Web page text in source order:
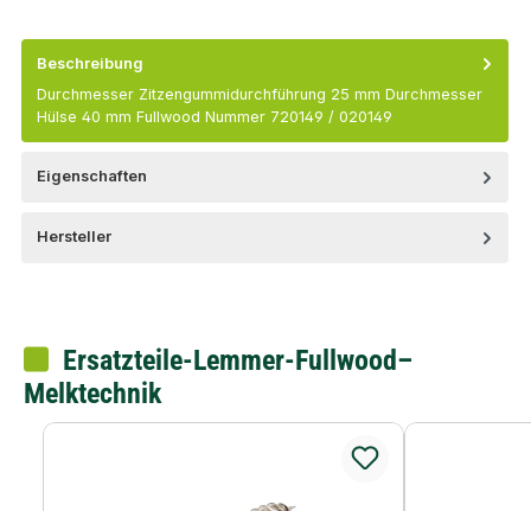
Beschreibung
Durchmesser Zitzengummidurchführung 25 mm Durchmesser
Hülse 40 mm Fullwood Nummer 720149 / 020149
Eigenschaften
Hersteller
Ersatzteile-Lemmer-Fullwood–
Melktechnik